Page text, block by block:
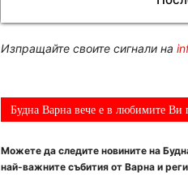
Изпращайте своите сигнали на
Будна Варна вече е в любимите Ви
Можете да следите новините на
най-важните събития от Варна и